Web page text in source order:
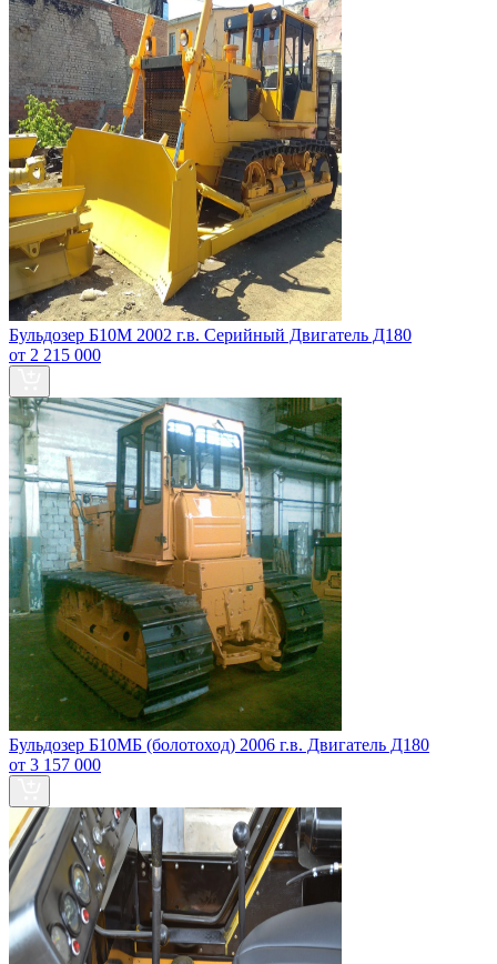
Бульдозер Б10М 2002 г.в. Серийный Двигатель Д180
от 2 215 000
Бульдозер Б10МБ (болотоход) 2006 г.в. Двигатель Д180
от 3 157 000